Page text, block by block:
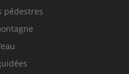
pédestres